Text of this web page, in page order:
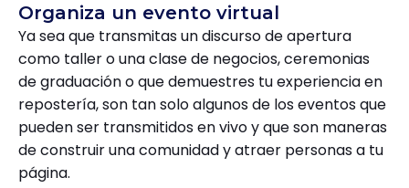
Organiza un evento virtual
Ya sea que transmitas un discurso de apertura
como taller o una clase de negocios, ceremonias
de graduación o que demuestres tu experiencia en
repostería, son tan solo algunos de los eventos que
pueden ser transmitidos en vivo y que son maneras
de construir una comunidad y atraer personas a tu
página.